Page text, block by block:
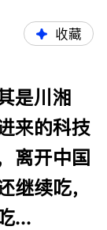
收藏
是川湘
来的科技
离开中国
继续吃，
...